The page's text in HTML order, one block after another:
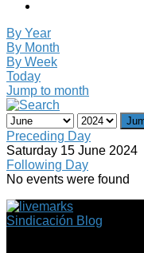
By Year
By Month
By Week
Today
Jump to month
Preceding Day
Saturday 15 June 2024
Following Day
No events were found
Sindicación Blog